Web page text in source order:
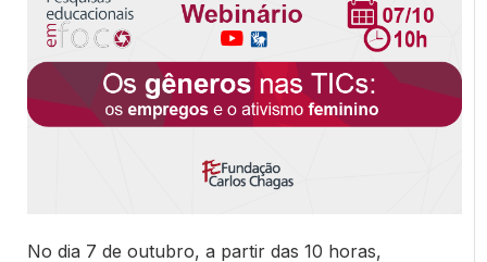
No dia 7 de outubro, a partir das 10 horas,